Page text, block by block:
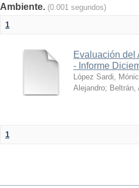
Ambiente. (0.001 segundos)
1
Evaluación del
- Informe
López Sardi,
Alejandro; Beltrán,
1